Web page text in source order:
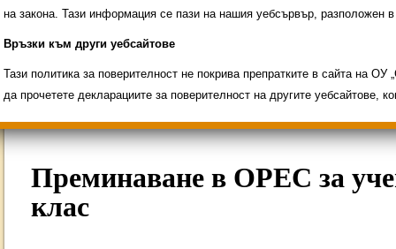
Свободни места за ученици
ИНОВАЦИЯ 2026
Олимпиади 2025/2026
Преминаване в ОРЕС за
клас
на закона. Тази информация се пази на нашия уебсървър,
Връзки към други уебсайтове
Тази политика за поверителност не покрива препратките в сайта на
да прочетете декларациите за поверителност на другите уебсайтове,